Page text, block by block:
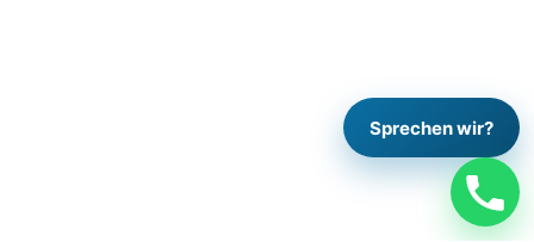
Sprechen wir?